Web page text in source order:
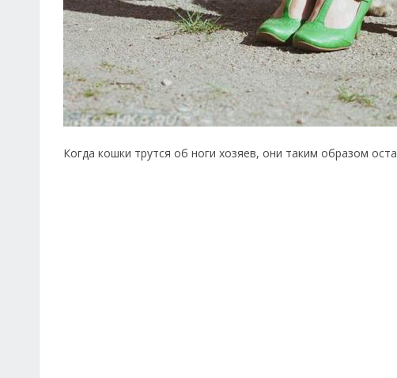
Когда кошки трутся об ноги хозяев, они таким образом